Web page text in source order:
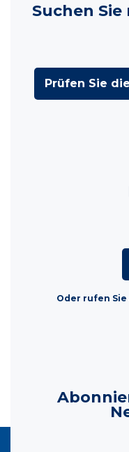
Suchen
Prüfen Sie
Oder rufen Sie